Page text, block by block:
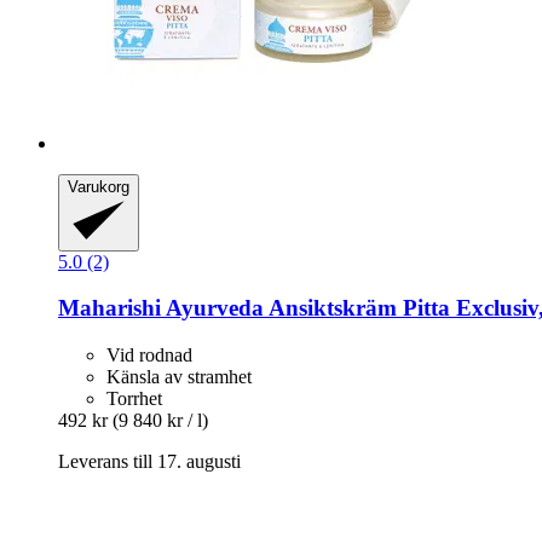
Varukorg
5.0 (2)
Maharishi AyurvedaAnsiktskräm Pitta
Vid rodnad
Känsla av stramhet
Torrhet
492 kr (9 840 kr / l)
Leverans till 17. augusti